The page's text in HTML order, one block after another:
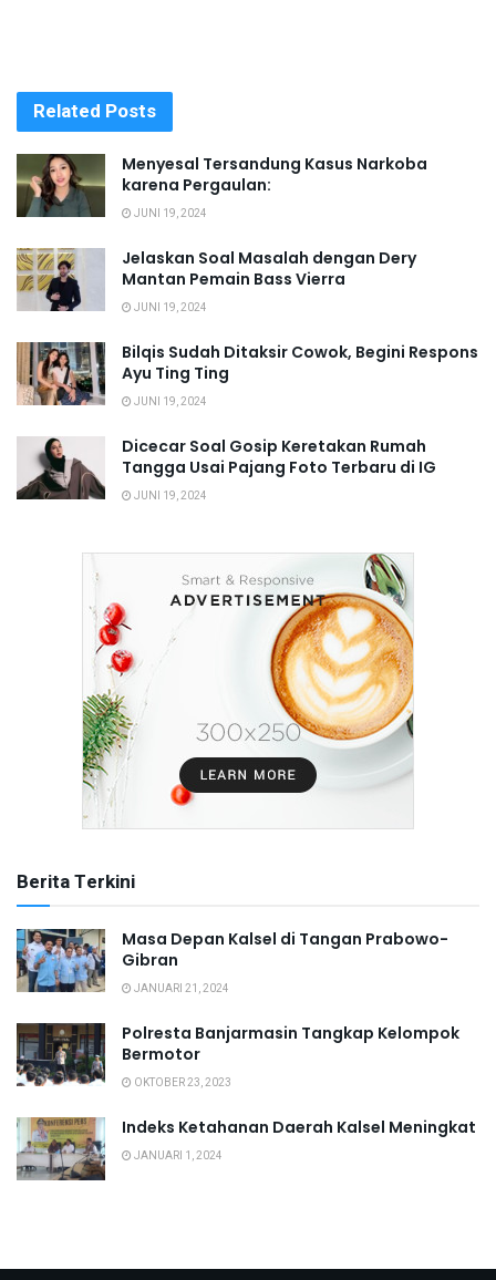
Related Posts
Menyesal Tersandung Kasus Narkoba
karena Pergaulan:
JUNI 19, 2024
Jelaskan Soal Masalah dengan Dery
Mantan Pemain Bass Vierra
JUNI 19, 2024
Bilqis Sudah Ditaksir Cowok, Begini Respons
Ayu Ting Ting
JUNI 19, 2024
Dicecar Soal Gosip Keretakan Rumah
Tangga Usai Pajang Foto Terbaru di IG
JUNI 19, 2024
Berita Terkini
Masa Depan Kalsel di Tangan Prabowo-
Gibran
JANUARI 21, 2024
Polresta Banjarmasin Tangkap Kelompok
Bermotor
OKTOBER 23, 2023
Indeks Ketahanan Daerah Kalsel Meningkat
JANUARI 1, 2024